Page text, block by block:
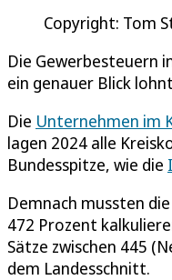
Copyright: Tom
Die Gewerbesteuern
ein genauer Blick
Die Unternehmen im
lagen 2024 alle
Bundesspitze, wie die
Demnach mussten
472 Prozent
Sätze zwischen 445
dem Landesschnitt.